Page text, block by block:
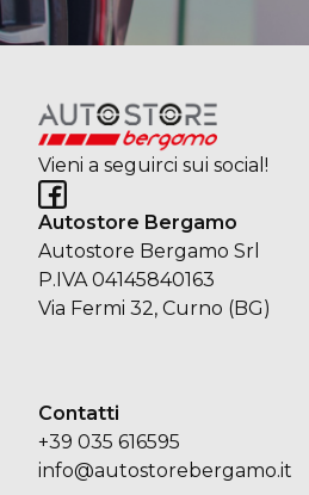
Vieni a seguirci sui social!
Autostore Bergamo
Autostore Bergamo Srl
P.IVA 04145840163
Via Fermi 32, Curno (BG)
Contatti
+39 035 616595
info@autostorebergamo.it